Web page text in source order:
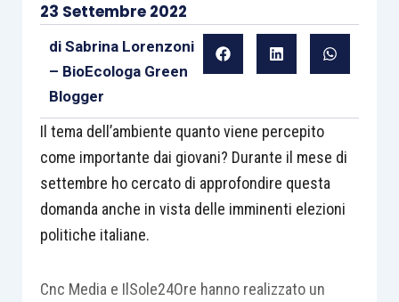
23 Settembre 2022
di Sabrina Lorenzoni
– BioEcologa Green
Blogger
Il tema dell’ambiente quanto viene percepito
come importante dai giovani? Durante il mese di
settembre ho cercato di approfondire questa
domanda anche in vista delle imminenti elezioni
politiche italiane.
Cnc Media e IlSole24Ore hanno realizzato un